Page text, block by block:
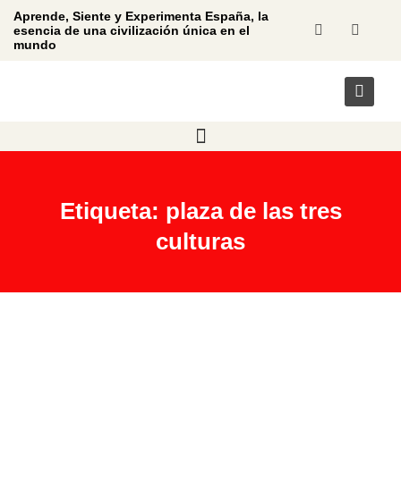
Aprende, Siente y Experimenta España, la
esencia de una civilización única en el
mundo
Etiqueta: plaza de las tres
culturas